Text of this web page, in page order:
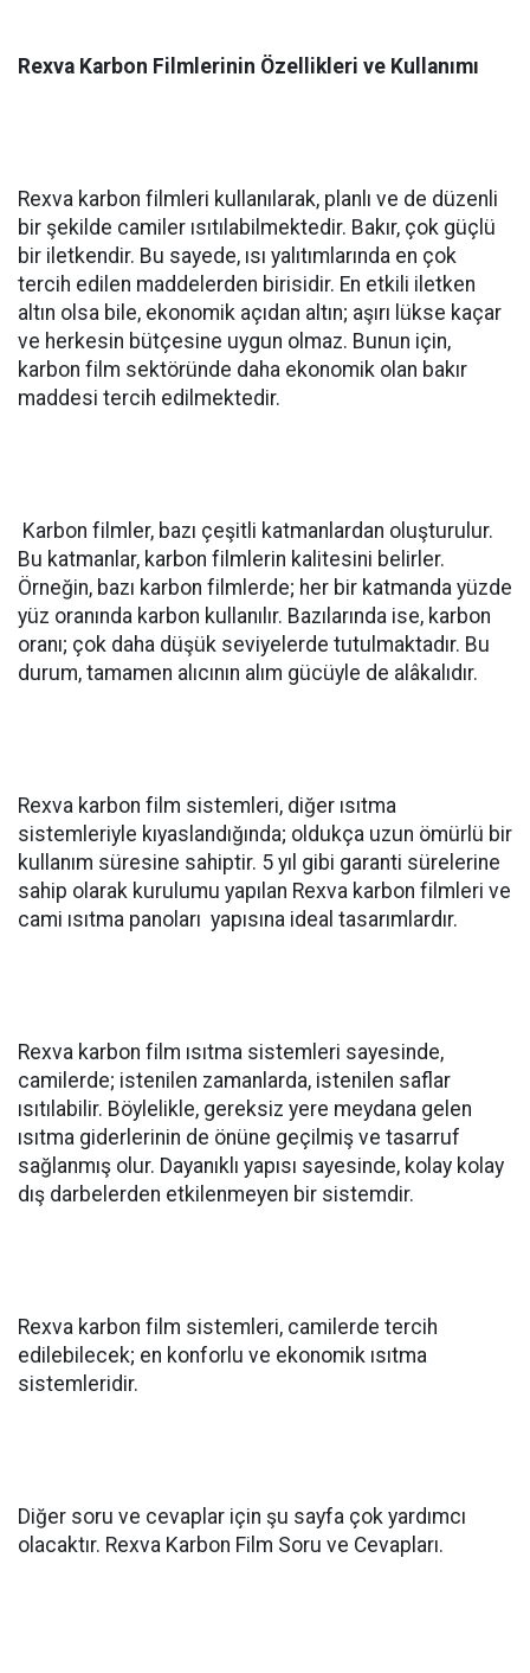
Rexva Karbon Filmlerinin Özellikleri ve Kullanımı
Rexva karbon filmleri kullanılarak, planlı ve de düzenli
bir şekilde camiler ısıtılabilmektedir. Bakır, çok güçlü
bir iletkendir. Bu sayede, ısı yalıtımlarında en çok
tercih edilen maddelerden birisidir. En etkili iletken
altın olsa bile, ekonomik açıdan altın; aşırı lükse kaçar
ve herkesin bütçesine uygun olmaz. Bunun için,
karbon film sektöründe daha ekonomik olan bakır
maddesi tercih edilmektedir.
Karbon filmler, bazı çeşitli katmanlardan oluşturulur.
Bu katmanlar, karbon filmlerin kalitesini belirler.
Örneğin, bazı karbon filmlerde; her bir katmanda yüzde
yüz oranında karbon kullanılır. Bazılarında ise, karbon
oranı; çok daha düşük seviyelerde tutulmaktadır. Bu
durum, tamamen alıcının alım gücüyle de alâkalıdır.
Rexva karbon film sistemleri, diğer ısıtma
sistemleriyle kıyaslandığında; oldukça uzun ömürlü bir
kullanım süresine sahiptir. 5 yıl gibi garanti sürelerine
sahip olarak kurulumu yapılan Rexva karbon filmleri ve
cami ısıtma panoları yapısına ideal tasarımlardır.
Rexva karbon film ısıtma sistemleri sayesinde,
camilerde; istenilen zamanlarda, istenilen saflar
ısıtılabilir. Böylelikle, gereksiz yere meydana gelen
ısıtma giderlerinin de önüne geçilmiş ve tasarruf
sağlanmış olur. Dayanıklı yapısı sayesinde, kolay kolay
dış darbelerden etkilenmeyen bir sistemdir.
Rexva karbon film sistemleri, camilerde tercih
edilebilecek; en konforlu ve ekonomik ısıtma
sistemleridir.
Diğer soru ve cevaplar için şu sayfa çok yardımcı
olacaktır. Rexva Karbon Film Soru ve Cevapları.